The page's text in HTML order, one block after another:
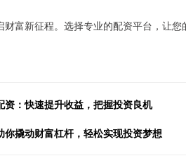
富新征程。选择专业的配资平台，让您
：快速提升收益，把握投资良机
撬动财富杠杆，轻松实现投资梦想